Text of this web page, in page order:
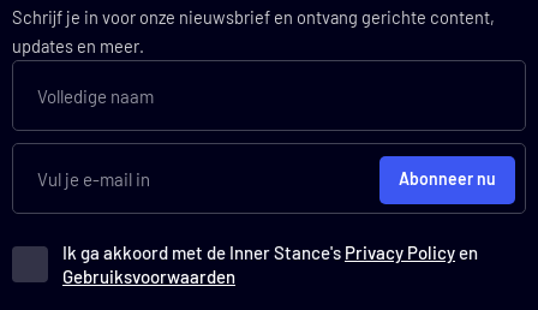
Schrijf je in voor onze nieuwsbrief en ontvang gerichte content,
updates en meer.
Ik ga akkoord met de Inner Stance's Privacy Policyen
Gebruiksvoorwaarden
Abonneer nu